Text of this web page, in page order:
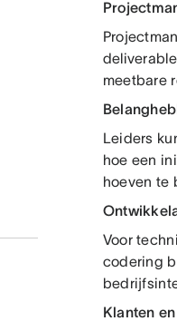
meetbare
Leiders
hoe een
hoeven te
Voor
codering
Klanten